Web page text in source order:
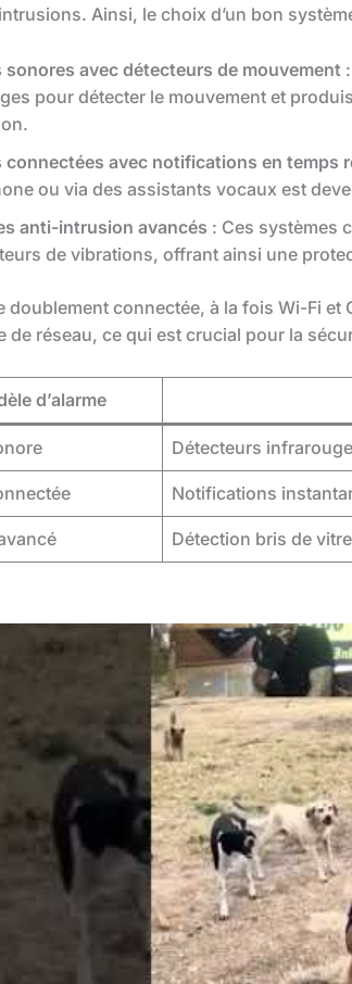
Ainsi, le choix d’un bon
sonores avec détecteurs de mouvement
pour détecter le mouvement et
connectées avec notifications en temps
ou via des assistants vocaux est
anti-intrusion avancés : Ces systèmes
de vibrations, offrant ainsi une
doublement connectée, à la fois Wi-Fi
de réseau, ce qui est crucial pour la
d’alarme
Détecteurs
Notifications
Détection bris de